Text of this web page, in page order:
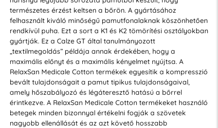
természetes érzést keltsen a bőrön. A gyártásához
felhasznált kiváló minőségű pamutfonalaknak köszönhetően
rendkívül puha. Ezt a sort a K1 és K2 tömörítési osztályokban
gyártják. Ez a Calze GT által tanulmányozott
„textilmegoldás” példája annak érdekében, hogy a
maximális előnyt és a maximális kényelmet nyújtsa. A
RelaxSan Medicale Cotton termékek egyesítik a kompresszió
bevált tulajdonságait a pamut tipikus tulajdonságaival,
amely hőszabályozó és légáteresztő hatású a bőrrel
érintkezve. A RelaxSan Medicale Cotton termékeket használó
betegek minden bizonnyal értékelni fogják a szövetek
nagyobb ellenállását és az azt követő hosszabb